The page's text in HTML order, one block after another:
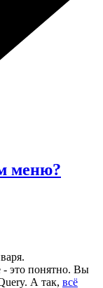
меню?
- это понятно. Вы
А так, всё